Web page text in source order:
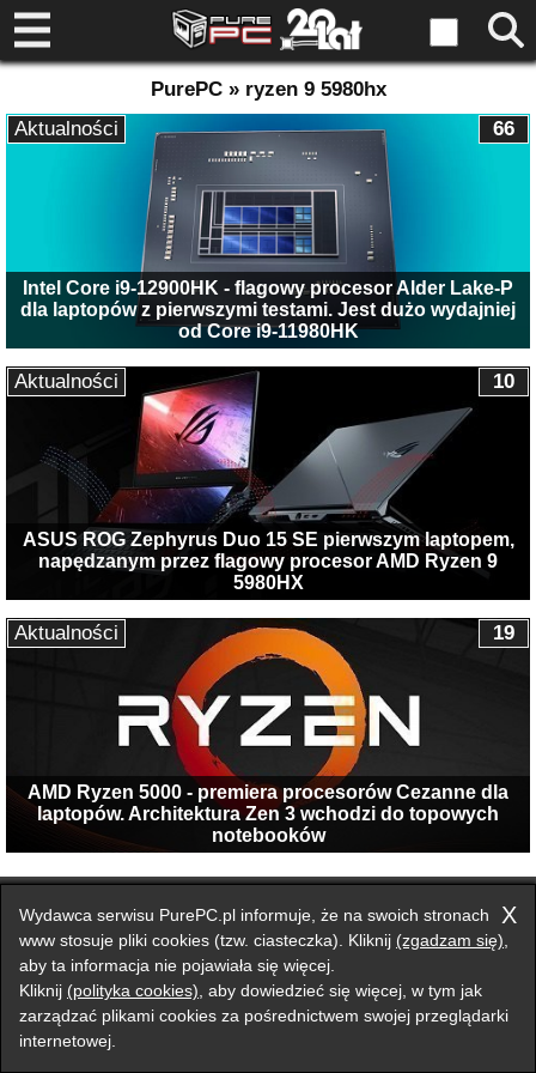
PurePC » ryzen 9 5980hx
Intel Core i9-12900HK - flagowy procesor Alder Lake-P
dla laptopów z pierwszymi testami. Jest dużo wydajniej
od Core i9-11980HK
66
Aktualności
ASUS ROG Zephyrus Duo 15 SE pierwszym laptopem,
napędzanym przez flagowy procesor AMD Ryzen 9
5980HX
10
Aktualności
AMD Ryzen 5000 - premiera procesorów Cezanne dla
laptopów. Architektura Zen 3 wchodzi do topowych
notebooków
19
Aktualności
Przełącz na wersję klasyczną strony
Zgłoś błąd na stronie
Forum
Redakcja Reklama
X
Wydawca serwisu PurePC.pl informuje, że na swoich stronach
www stosuje pliki cookies (tzw. ciasteczka). Kliknij (zgadzam się)
aby ta informacja nie pojawiała się więcej.
Kliknij (polityka cookies) , aby dowiedzieć się więcej, w tym jak
zarządzać plikami cookies za pośrednictwem swojej przeglądarki
internetowej.